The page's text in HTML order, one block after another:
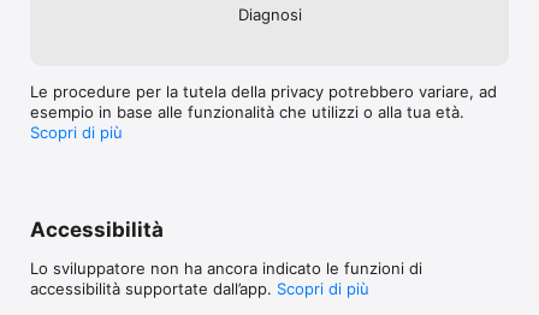
Diagnosi
Le procedure per la tutela della privacy potrebbero variare, ad
esempio in base alle funzionalità che utilizzi o alla tua età.
Scopri di più
Accessibilità
Lo sviluppatore non ha ancora indicato le funzioni di
accessibilità supportate dall’app. Scopri di più